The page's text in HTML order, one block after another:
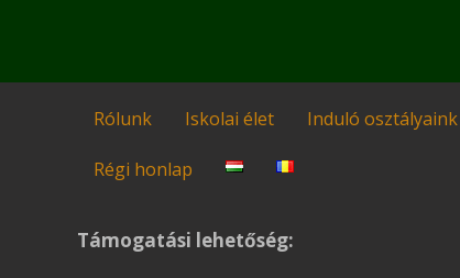
Rólunk Iskolai élet Induló osztályaink
Régi honlap
Támogatási lehetőség: